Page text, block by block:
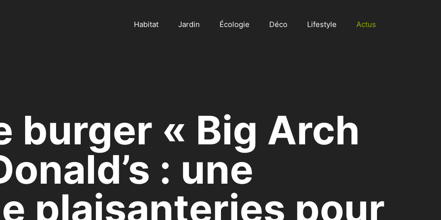
Habitat Jardin Écologie Déco Lifestyle Actus
burger « Big Arch
: une
plaisanteries pour